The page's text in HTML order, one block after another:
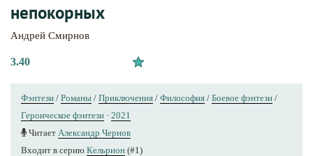
непокорных
Андрей Смирнов
3.40
Фэнтези / Романы / Приключения / Философия / Боевое фэнтези /
Героическое фэнтези · 2021
Читает Александр Чернов
Входит в серию Кельрион (#1)